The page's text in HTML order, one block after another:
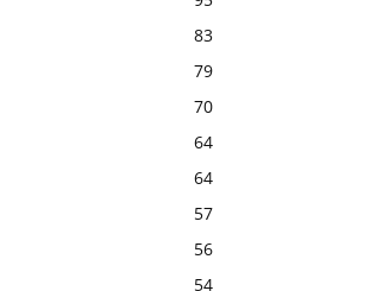
83
79
70
64
64
57
56
54